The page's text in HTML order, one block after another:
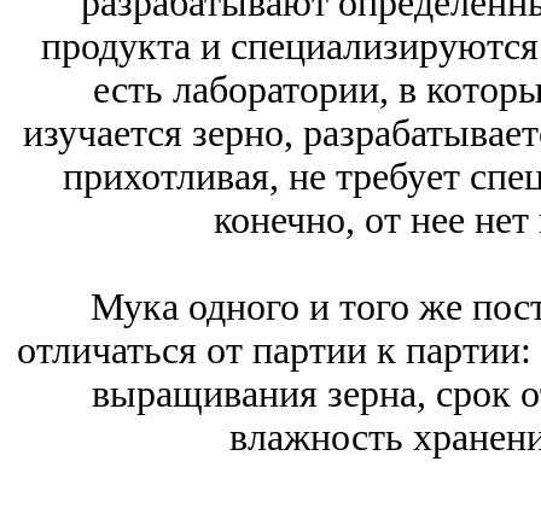
продукта и
есть лаборатории, в
изучается зерно,
прихотливая, не требует
конечно, от нее
Мука одного и того же
отличаться от партии к
выращивания зерна, срок
влажность